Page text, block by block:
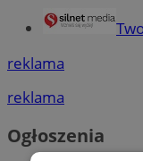
reklama
reklama
Ogłoszenia